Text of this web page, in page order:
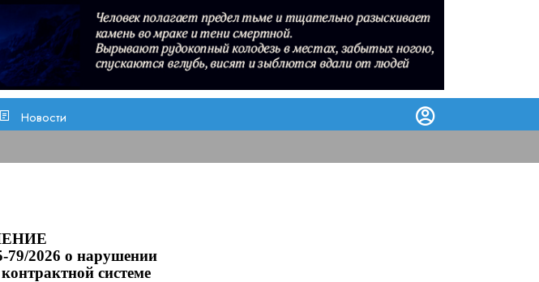
Новости
79/2026 о нарушении
системе